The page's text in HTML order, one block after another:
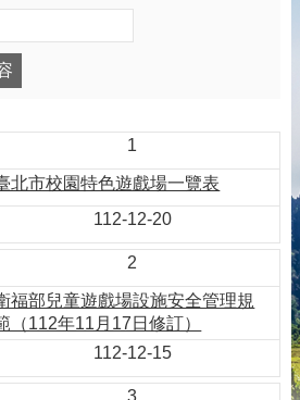
1
北市校園特色遊戲場一覽表
112-12-20
2
福部兒童遊戲場設施安全管理規
（112年11月17日修訂）
112-12-15
3